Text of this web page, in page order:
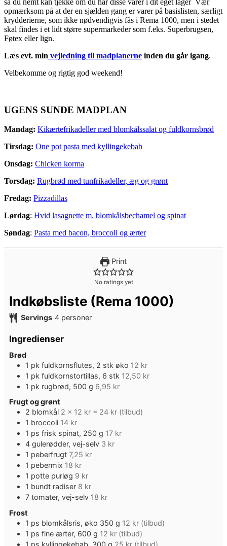
opmærksom på at der en sjælden gang er varer på basislisten, særligt
krydderierne, som ikke nødvendigvis fås i Rema 1000, men i stedet
skal findes i et lidt større supermarkeder som f.eks. Superbrugsen,
Føtex eller lign.
Læs evt. min vejledning til madplanerne inden du går igang.
Velbekomme og rigtig god weekend!
UGENS SUNDE MADPLAN
Mandag: Kikærtefrikadeller med blomkålssalat og fuldkornsbrød
Tirsdag: One pot pasta med kyllingekebab
Onsdag: Chicken korma
Torsdag: Rugbrød med tunfrikadeller, æg og grønt
Fredag: Pizzadillas
Lørdag: Hvid lasagnette m. blomkålsbechamel og spinat
Søndag: Pasta med bacon, broccoli og ærter
Print
No ratings yet
Indkøbsliste (Rema 1000)
Servings 4 personer
Ingredienser
Brød
1 pk fuldkornsflutes, 2 stk øko 12 kr
1 pk fuldkornstortillas, 6 stk 12,50 kr
1 pk rugbrød, 500 g 6,95 kr
Frugt og grønt
2 blomkål 2 x 12 kr = 24 kr (tilbud)
1 broccoli 14 kr
1 ps frisk spinat, 250 g 17 kr
4 gulerødder, vej-selv 3 kr
1 peberfrugt 7,25 kr
1 pebermix 18 kr
1 potte purløg 9 kr
1 bundt radiser 8 kr
7 tomater, vej-selv 18 kr
Frost
1 ps blomkålsris, øko 350 g 12 kr (tilbud)
1 ps fine ærter, 600 g 12 kr (tilbud)
1 ps kyllingekebab, 300 g 25 kr (tilbud)